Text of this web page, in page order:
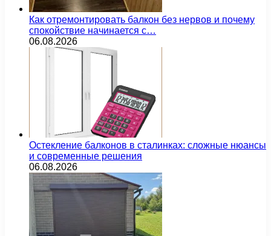
Как отремонтировать балкон без нервов и почему
спокойствие начинается с…
06.08.2026
Остекление балконов в сталинках: сложные нюансы
и современные решения
06.08.2026